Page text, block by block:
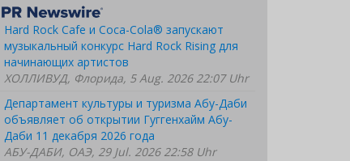
Hard Rock Cafe и Coca-Cola® запускают
музыкальный конкурс Hard Rock Rising для
начинающих артистов
ХОЛЛИВУД, Флорида, 5 Aug. 2026 22:07 Uhr
Департамент культуры и туризма Абу-Даби
объявляет об открытии Гуггенхайм Абу-
Даби 11 декабря 2026 года
АБУ-ДАБИ, ОАЭ, 29 Jul. 2026 22:58 Uhr